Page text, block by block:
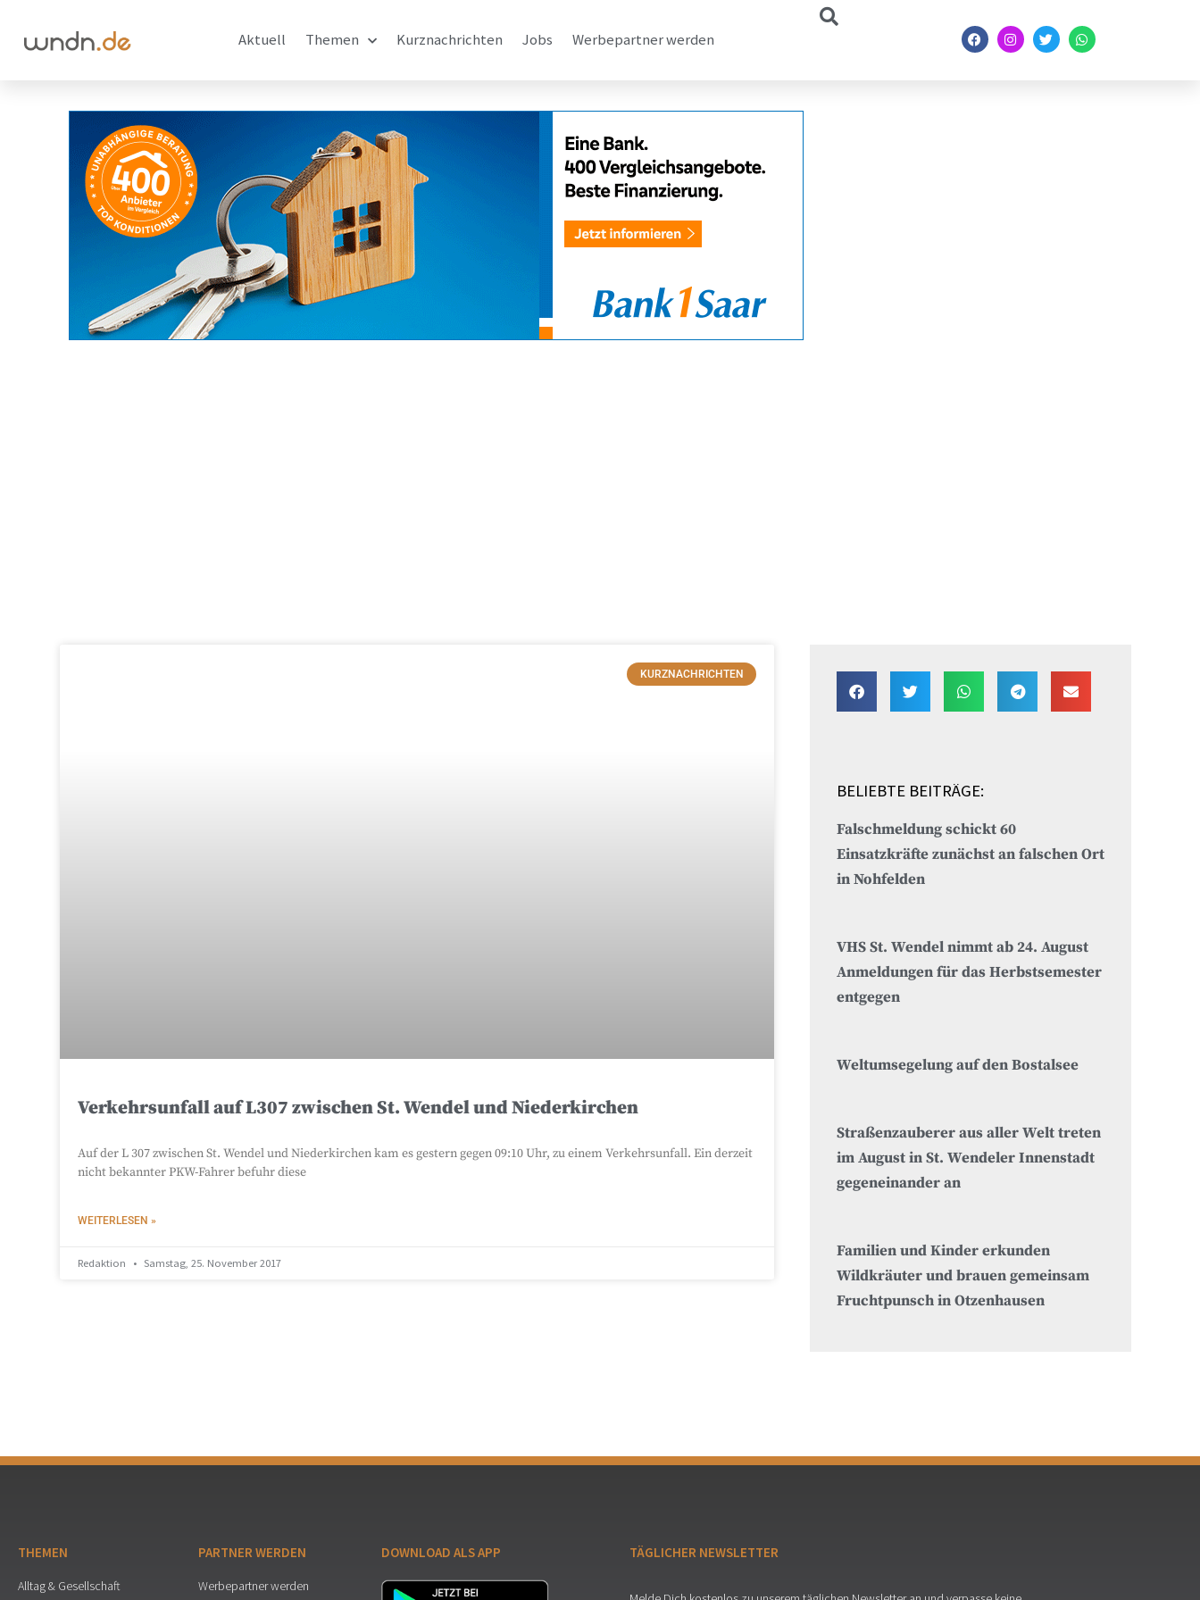
Aktuell Themen Kurznachrichten Jobs Werbepartner werden
KURZNACHRICHTEN
Verkehrsunfall auf L307 zwischen St. Wendel und Niederkirchen
Auf der L 307 zwischen St. Wendel und Niederkirchen kam es gestern gegen 09:10 Uhr, zu einem Verkehrsunfall. Ein derzeit
nicht bekannter PKW-Fahrer befuhr diese
WEITERLESEN »
Redaktion Samstag, 25. November 2017
BELIEBTE BEITRÄGE:
Falschmeldung schickt 60
Einsatzkräfte zunächst an falschen Ort
in Nohfelden
VHS St. Wendel nimmt ab 24. August
Anmeldungen für das Herbstsemester
entgegen
Weltumsegelung auf den Bostalsee
Straßenzauberer aus aller Welt treten
im August in St. Wendeler Innenstadt
gegeneinander an
Familien und Kinder erkunden
Wildkräuter und brauen gemeinsam
Fruchtpunsch in Otzenhausen
THEMEN
Alltag & Gesellschaft
PARTNER WERDEN
Werbepartner werden
DOWNLOAD ALS APP TÄGLICHER NEWSLETTER